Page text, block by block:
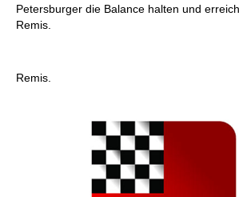
Petersburger die Balance halten und
Remis.
Remis.